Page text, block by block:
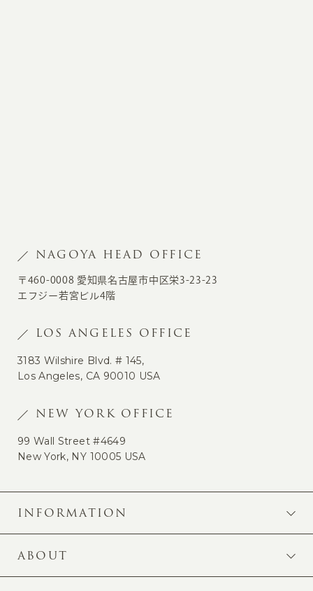
NAGOYA HEAD OFFICE
〒460-0008 愛知県名古屋市中区栄3-23-23
エフジー若宮ビル4階
LOS ANGELES OFFICE
3183 Wilshire Blvd. # 145,
Los Angeles, CA 90010 USA
NEW YORK OFFICE
99 Wall Street #4649
New York, NY 10005 USA
INFORMATION
ABOUT